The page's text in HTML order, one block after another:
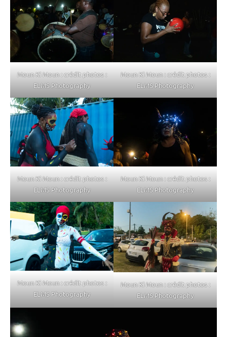
Moun Ki Moun : crédit photos :
ELMS Photography
Moun Ki Moun : crédit photos :
ELMS Photography
Moun Ki Moun : crédit photos :
ELMS Photography
Moun Ki Moun : crédit photos :
ELMS Photography
Moun Ki Moun : crédit photos :
ELMS Photography
Moun Ki Moun : crédit photos :
ELMS Photography